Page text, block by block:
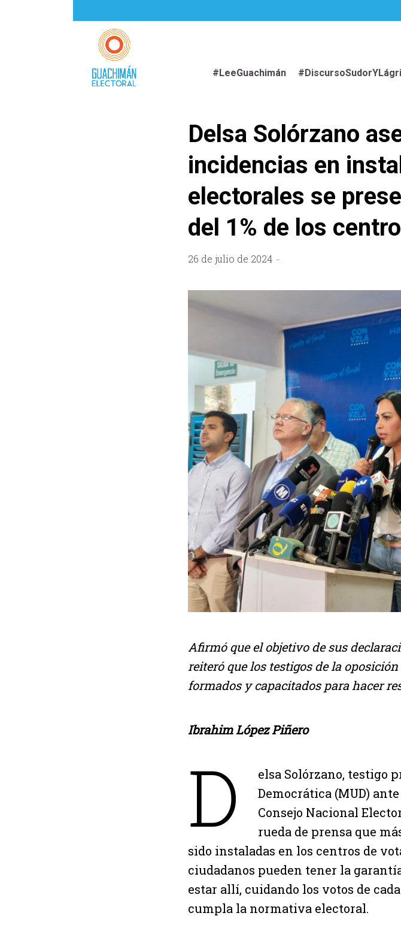
#LeeGuachimán
Delsa Solórzano
incidencias en
electorales se
del 1% de los
26 de julio de 2024
Afirmó que el objetivo de sus
reiteró que los testigos de la
formados y capacitados para hacer
Ibrahim López Piñero
D
elsa Solórzano, testigo
Democrática (MUD)
Consejo Nacional
rueda de prensa que
sido instaladas en los centros de
ciudadanos pueden tener la
estar allí, cuidando los votos de
cumpla la normativa electoral.